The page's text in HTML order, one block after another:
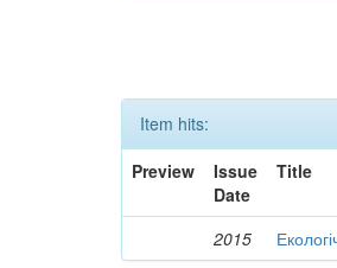
Item hits:
Preview
Issue
Date
Title
2015